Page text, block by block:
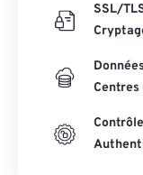
SSL/
Centres